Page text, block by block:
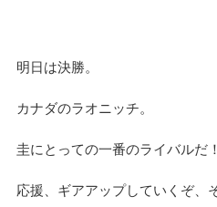
明日は決勝。
カナダのラオニッチ。
圭にとっての一番のライバルだ！
応援、ギアアップしていくぞ、